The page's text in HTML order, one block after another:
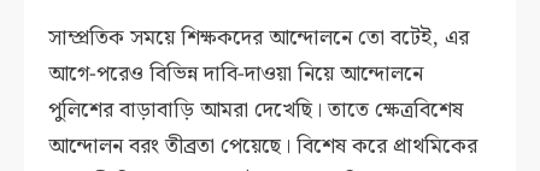
সাম্প্রতিক সময়ে শিক্ষকদের আন্দোলনে তো বটেই, এর
আগে-পরেও বিভিন্ন দাবি-দাওয়া নিয়ে আন্দোলনে
পুলিশের বাড়াবাড়ি আমরা দেখেছি। তাতে ক্ষেত্রবিশেষ
আন্দোলন বরং তীব্রতা পেয়েছে। বিশেষ করে প্রাথমিকের